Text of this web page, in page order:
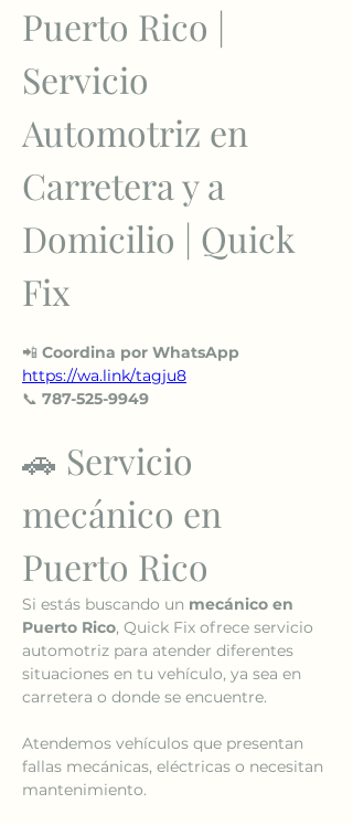
Puerto Rico |
Servicio
Automotriz en
Carretera y a
Domicilio | Quick
Fix
📲 Coordina por WhatsApp
https://wa.link/tagju8
📞 787-525-9949
🚗 Servicio
mecánico en
Puerto Rico
Si estás buscando un mecánico en
Puerto Rico, Quick Fix ofrece servicio
automotriz para atender diferentes
situaciones en tu vehículo, ya sea en
carretera o donde se encuentre.
Atendemos vehículos que presentan
fallas mecánicas, eléctricas o necesitan
mantenimiento.